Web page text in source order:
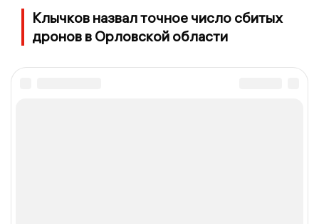
Клычков назвал точное число сбитых
дронов в Орловской области